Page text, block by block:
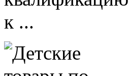
к ...